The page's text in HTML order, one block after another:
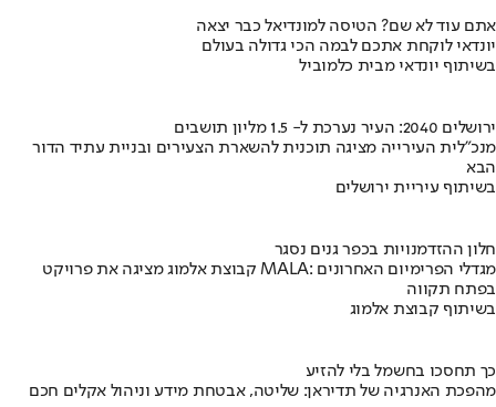
אתם עוד לא שם? הטיסה למונדיאל כבר יצאה
יונדאי לוקחת אתכם לבמה הכי גדולה בעולם
בשיתוף יונדאי מבית כלמוביל
ירושלים 2040: העיר נערכת ל- 1.5 מליון תושבים
מנכ"לית העירייה מציגה תוכנית להשארת הצעירים ובניית עתיד הדור
הבא
בשיתוף עיריית ירושלים
חלון ההזדמנויות בכפר גנים נסגר
קבוצת אלמוג מציגה את פרויקט MALA: מגדלי הפרימיום האחרונים
בפתח תקווה
בשיתוף קבוצת אלמוג
כך תחסכו בחשמל בלי להזיע
מהפכת האנרגיה של תדיראן: שליטה, אבטחת מידע וניהול אקלים חכם